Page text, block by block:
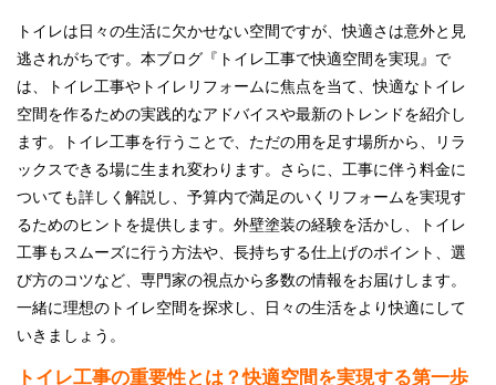
足場組み立て・解体工事
会社概要
採用情報
プライバシーポリシー
お問い合わせ
お知らせ
トイレは日々の生活に欠かせない空間ですが、快適さは意外と見
逃されがちです。本ブログ『トイレ工事で快適空間を実現』で
は、トイレ工事やトイレリフォームに焦点を当て、快適なトイレ
空間を作るための実践的なアドバイスや最新のトレンドを紹介し
ます。トイレ工事を行うことで、ただの用を足す場所から、リラ
ックスできる場に生まれ変わります。さらに、工事に伴う料金に
ついても詳しく解説し、予算内で満足のいくリフォームを実現す
るためのヒントを提供します。外壁塗装の経験を活かし、トイレ
工事もスムーズに行う方法や、長持ちする仕上げのポイント、選
び方のコツなど、専門家の視点から多数の情報をお届けします。
一緒に理想のトイレ空間を探求し、日々の生活をより快適にして
いきましょう。
トイレ工事の重要性とは？快適空間を実現する第一歩